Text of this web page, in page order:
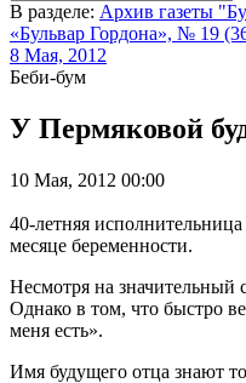
В разделе: Архив газеты
«Бульвар Гордона», № 19
8 Мая, 2012
Беби-бум
У Пермяковой
10 Мая, 2012 00:00
40-летняя
месяце беременности.
Несмотря на значительный
Однако в том, что быстро
меня есть».
Имя будущего отца знают